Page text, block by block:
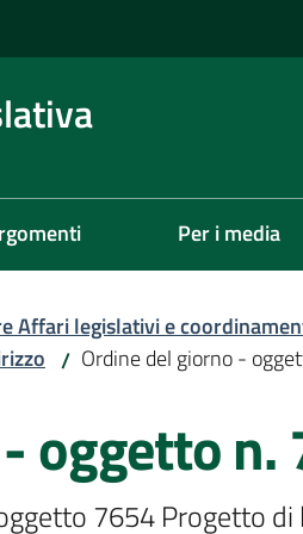
Per i media
Affari legislativi e
/ Ordine del giorno -
oggetto n.
7654 Progetto